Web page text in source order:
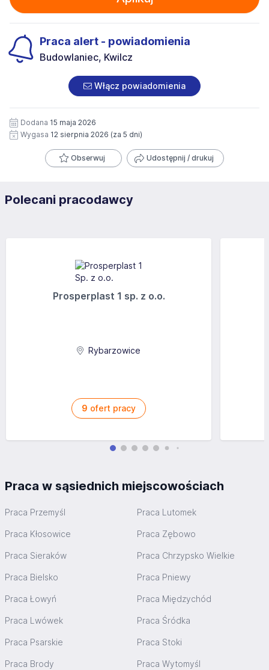
Praca alert - powiadomienia
Budowlaniec, Kwilcz
Włącz powiadomienia
Dodana 15 maja 2026
Wygasa 12 sierpnia 2026 (za 5 dni)
Obserwuj Udostępnij / drukuj
Polecani pracodawcy
Prosperplast 1 sp. z o.o.
Rybarzowice
9 ofert pracy
Praca w sąsiednich miejscowościach
Praca Przemyśl Praca Lutomek
Praca Kłosowice Praca Zębowo
Praca Sieraków Praca Chrzypsko Wielkie
Praca Bielsko Praca Pniewy
Praca Łowyń Praca Międzychód
Praca Lwówek Praca Śródka
Praca Psarskie Praca Stoki
Praca Brody Praca Wytomyśl